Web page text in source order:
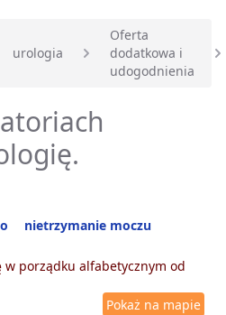
urologia
Oferta
dodatkowa i
udogodnienia
nietrzymanie moczu
w porządku alfabetycznym od
Pokaż na mapie